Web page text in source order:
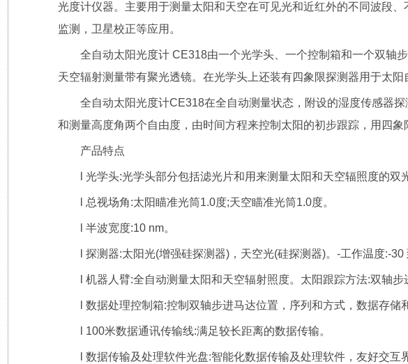
光度计仪器。主要用于测量太阳和天空在可见光和近红外的不同波段
监测，卫星校正等应用。
全自动太阳光度计 CE318由一个光学头、一个控制箱和一个双轴步
天空辐射测量带有聚光透镜。在光学头上还装有四象限探测器用于太
全自动太阳光度计CE318在全自动测量状态，附设的湿度传感器探
和测量高度角两个自由度，由时间方程来控制太阳的初步跟踪，用四
产品特点
l 光学头:光学头部分包括滤光片和用来测量太阳和天空辐照度的双光
l 总视场角:太阳瞄准光筒1.0度;天空瞄准光筒1.0度。
l 半波宽度:10 nm。
l 探测器:太阳光(增强硅探测器)，天空光(硅探测器)。-工作温度:-30
l 机器人臂:全自动测量太阳和天空辐射照度。太阳跟踪方法:双轴步
l 数据处理控制箱:控制双轴步进马达位置，序列和方式，数据存储和
l 100米数据通讯传输线:满足较长距离的数据传输。
l 数据传输及处理软件光盘:智能化数据传输及处理软件，友好交互界